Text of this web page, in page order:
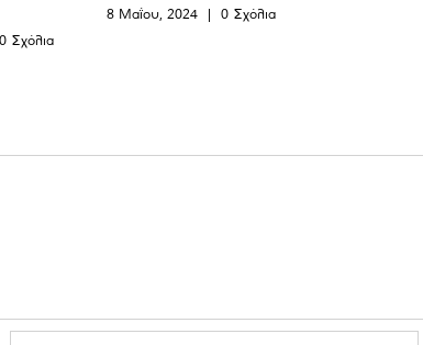
0 Σχόλια
8 Μαΐου, 2024 | 0 Σχόλια